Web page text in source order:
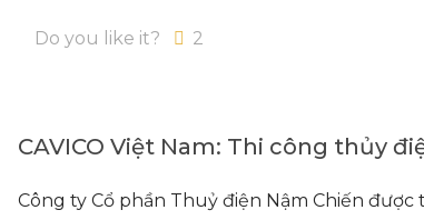
Do you like it? 2
CAVICO Việt Nam: Thi công thủy
Công ty Cổ phần Thuỷ điện Nậm Chiến